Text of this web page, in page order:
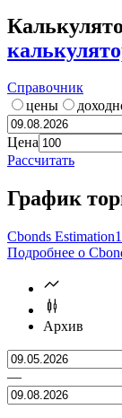
Справочник
цены
Цена
Рассчитать
График
Cbonds Estimation
Подробнее о
Архив
—